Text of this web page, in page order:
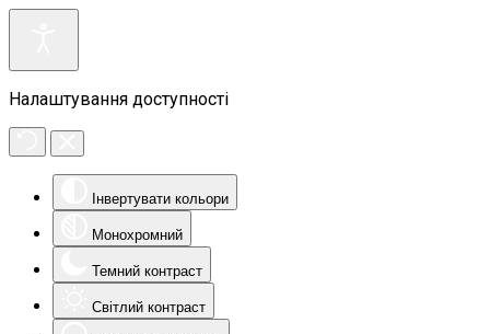
Налаштування доступності
Інвертувати кольори
Монохромний
Темний контраст
Світлий контраст